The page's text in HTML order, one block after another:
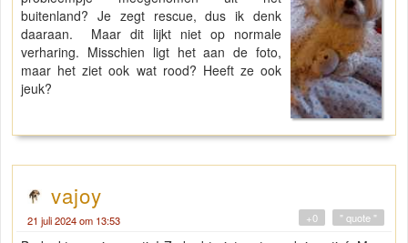
buitenland? Je zegt rescue, dus ik denk
daaraan. Maar dit lijkt niet op normale
verharing. Misschien ligt het aan de foto,
maar het ziet ook wat rood? Heeft ze ook
jeuk?
vajoy
21 juli 2024 om 13:53 " quote "
+0